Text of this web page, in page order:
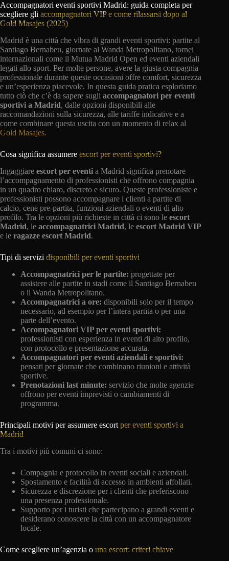
Accompagnatori eventi sportivi Madrid: guida completa per
scegliere gli accompagnatori VIP e come rilassarsi dopo al
Gold Masajes (2025)
Madrid è una città che vibra di grandi eventi sportivi: partite al
Santiago Bernabeu, giornate al Wanda Metropolitano, tornei
internazionali come il Mutua Madrid Open ed eventi aziendali
legati allo sport. Per molte persone, avere la giusta compagnia
professionale durante queste occasioni offre comfort, sicurezza
e un’esperienza piacevole. In questa guida pratica esploriamo
tutto ciò che c’è da sapere sugli accompagnatori per eventi
sportivi a Madrid, dalle opzioni disponibili alle
raccomandazioni sulla sicurezza, alle tariffe indicative e a
come combinare questa uscita con un momento di relax al
Gold Masajes.
Cosa significa assumere escort per eventi sportivi?
Ingaggiare escort per eventi a Madrid significa prenotare
l’accompagnamento di professionisti che offrono compagnia
in un quadro chiaro, discreto e sicuro. Queste professioniste e
professionisti possono accompagnare i clienti a partite di
calcio, cene pre-partita, funzioni aziendali o eventi di alto
profilo. Tra le opzioni più richieste in città ci sono le escort
Madrid, le accompagnatrici Madrid, le escort Madrid VIP
e le ragazze escort Madrid.
Tipi di servizi disponibili per eventi sportivi
Accompagnatrici per le partite: progettate per
assistere alle partite in stadi come il Santiago Bernabeu
o il Wanda Metropolitano.
Accompagnatrici a ore: disponibili solo per il tempo
necessario, ad esempio per l’intera partita o per una
parte dell’evento.
Accompagnatori VIP per eventi sportivi:
professionisti con esperienza in eventi di alto profilo,
con protocollo e presentazione accurata.
Accompagnatori per eventi aziendali e sportivi:
pensati per giornate che combinano riunioni e attività
sportive.
Prenotazioni last minute: servizio che molte agenzie
offrono per eventi imprevisti o cambiamenti di
programma.
Principali motivi per assumere escort per eventi sportivi a
Madrid
Tra i motivi più comuni ci sono:
Compagnia e protocollo in eventi sociali e aziendali.
Spostamento e facilità di accesso in ambienti affollati.
Sicurezza e discrezione per i clienti che preferiscono
una presenza professionale.
Supporto per i turisti che partecipano a grandi eventi e
desiderano conoscere la città con un accompagnatore
locale.
Come scegliere un’agenzia o una escort: criteri chiave